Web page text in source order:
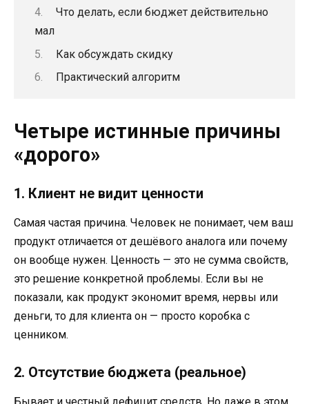
Что делать, если бюджет действительно
мал
Как обсуждать скидку
Практический алгоритм
Четыре истинные причины
«дорого»
1. Клиент не видит ценности
Самая частая причина. Человек не понимает, чем ваш
продукт отличается от дешёвого аналога или почему
он вообще нужен. Ценность — это не сумма свойств,
это решение конкретной проблемы. Если вы не
показали, как продукт экономит время, нервы или
деньги, то для клиента он — просто коробка с
ценником.
2. Отсутствие бюджета (реальное)
Бывает и честный дефицит средств. Но даже в этом